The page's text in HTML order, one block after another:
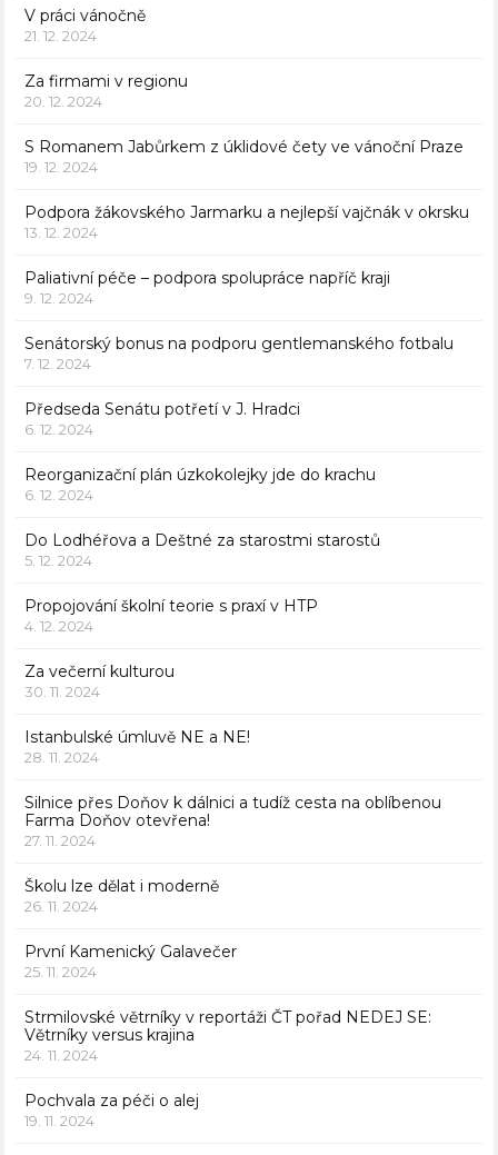
V práci vánočně
21. 12. 2024
Za firmami v regionu
20. 12. 2024
S Romanem Jabůrkem z úklidové čety ve vánoční Praze
19. 12. 2024
Podpora žákovského Jarmarku a nejlepší vajčnák v okrsku
13. 12. 2024
Paliativní péče – podpora spolupráce napříč kraji
9. 12. 2024
Senátorský bonus na podporu gentlemanského fotbalu
7. 12. 2024
Předseda Senátu potřetí v J. Hradci
6. 12. 2024
Reorganizační plán úzkokolejky jde do krachu
6. 12. 2024
Do Lodhéřova a Deštné za starostmi starostů
5. 12. 2024
Propojování školní teorie s praxí v HTP
4. 12. 2024
Za večerní kulturou
30. 11. 2024
Istanbulské úmluvě NE a NE!
28. 11. 2024
Silnice přes Doňov k dálnici a tudíž cesta na oblíbenou
Farma Doňov otevřena!
27. 11. 2024
Školu lze dělat i moderně
26. 11. 2024
První Kamenický Galavečer
25. 11. 2024
Strmilovské větrníky v reportáži ČT pořad NEDEJ SE:
Větrníky versus krajina
24. 11. 2024
Pochvala za péči o alej
19. 11. 2024